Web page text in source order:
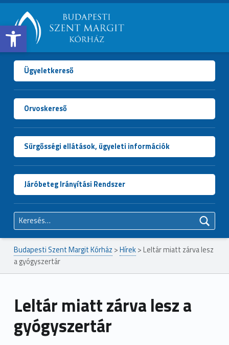
Open toolbar
BUDAPESTI
SZENT
MARGIT
KÓRHÁZ
Ügyeletkereső
Orvoskereső
Sürgősségi ellátások, ügyeleti információk
Járóbeteg Irányítási Rendszer
Keresés:
Budapesti Szent Margit Kórház >Hírek> Leltár miatt zárva lesz
a gyógyszertár
Leltár miatt zárva lesz a
gyógyszertár